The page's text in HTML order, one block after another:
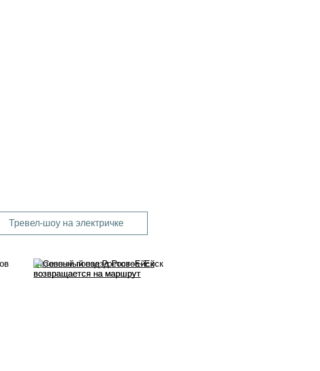
Тревел-шоу на электричке
Сезонный поезд Ростов–Ейск
возвращается на маршрут